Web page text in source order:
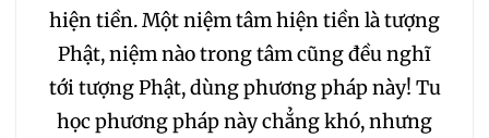
hiện tiền. Một niệm tâm hiện tiền là tượng
Phật, niệm nào trong tâm cũng đều nghĩ
tới tượng Phật, dùng phương pháp này! Tu
học phương pháp này chẳng khó, nhưng